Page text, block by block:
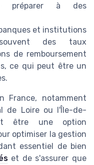
préparer à des
et institutions
des taux
de remboursement
ce qui peut être un
France, notamment
de Loire ou l'Île-de-
être une option
optimiser la gestion
essentiel de bien
et de s'assurer que